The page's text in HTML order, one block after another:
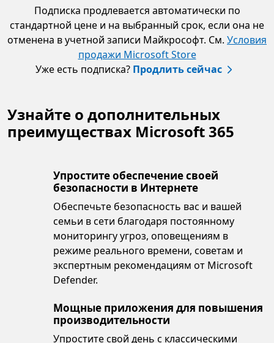
Подписка продлевается автоматически по
стандартной цене и на выбранный срок, если она не
отменена в учетной записи Майкрософт. См. Условия
продажи Microsoft Store
Уже есть подписка? Продлить сейчас
Узнайте о дополнительных
преимуществах Microsoft 365
Упростите обеспечение своей
безопасности в Интернете
Обеспечьте безопасность вас и вашей
семьи в сети благодаря постоянному
мониторингу угроз, оповещениям в
режиме реального времени, советам и
экспертным рекомендациям от Microsoft
Defender.
Мощные приложения для повышения
производительности
Упростите свой день с классическими